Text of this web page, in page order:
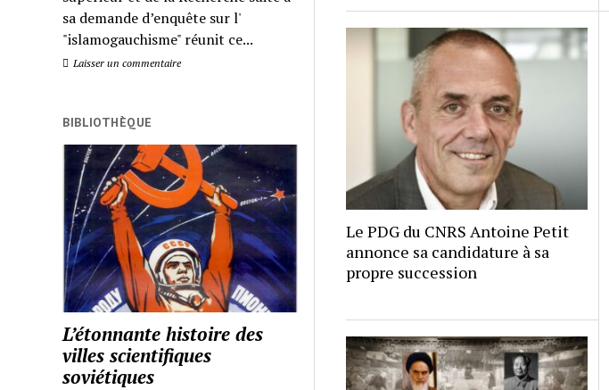
sa demande d’enquête sur l'
"islamogauchisme" réunit ce...
Laisser un commentaire
BIBLIOTHÈQUE
L’étonnante histoire des
villes scientifiques
soviétiques
Le PDG du CNRS Antoine Petit
annonce sa candidature à sa
propre succession